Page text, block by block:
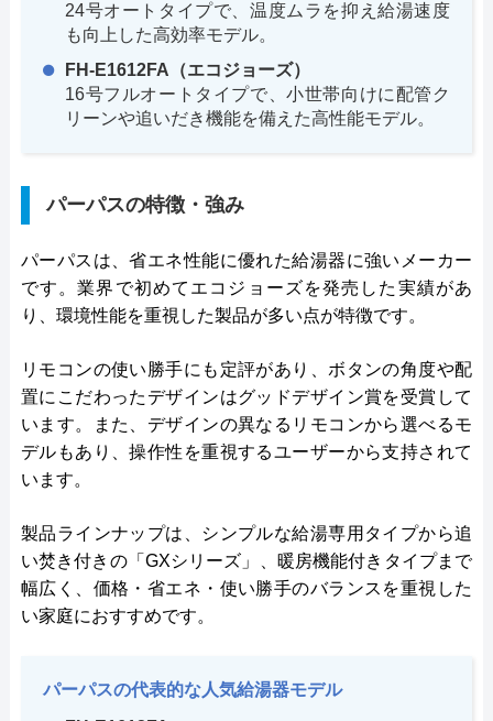
24号オートタイプで、温度ムラを抑え給湯速度
も向上した高効率モデル。
FH-E1612FA（エコジョーズ）
16号フルオートタイプで、小世帯向けに配管ク
リーンや追いだき機能を備えた高性能モデル。
パーパスの特徴・強み
パーパスは、省エネ性能に優れた給湯器に強いメーカー
です。業界で初めてエコジョーズを発売した実績があ
り、環境性能を重視した製品が多い点が特徴です。
リモコンの使い勝手にも定評があり、ボタンの角度や配
置にこだわったデザインはグッドデザイン賞を受賞して
います。また、デザインの異なるリモコンから選べるモ
デルもあり、操作性を重視するユーザーから支持されて
います。
製品ラインナップは、シンプルな給湯専用タイプから追
い焚き付きの「GXシリーズ」、暖房機能付きタイプまで
幅広く、価格・省エネ・使い勝手のバランスを重視した
い家庭におすすめです。
パーパスの代表的な人気給湯器モデル